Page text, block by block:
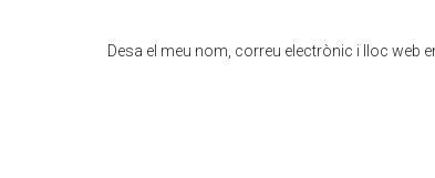
Desa el meu nom, correu electrònic i lloc web